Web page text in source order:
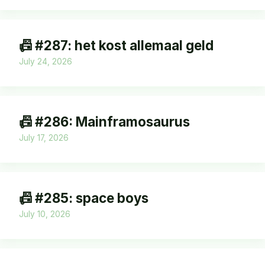
📠 #287: het kost allemaal geld
July 24, 2026
📠 #286: Mainframosaurus
July 17, 2026
📠 #285: space boys
July 10, 2026